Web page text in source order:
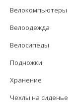
Велокомпьютеры
Велоодежда
Велосипеды
Подножки
Хранение
Чехлы на сиденье